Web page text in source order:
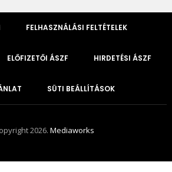
FELHASZNÁLÁSI FELTÉTELEK
ELŐFIZETŐI ÁSZF HIRDETÉSI ÁSZF
SÜTI BEÁLLÍTÁSOK
2026.Mediaworks